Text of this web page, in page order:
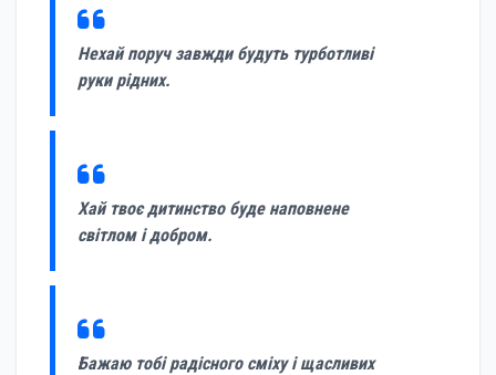
Нехай поруч завжди будуть турботливі
руки рідних.
Хай твоє дитинство буде наповнене
світлом і добром.
Бажаю тобі радісного сміху і щасливих